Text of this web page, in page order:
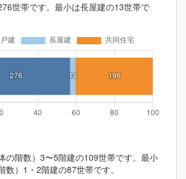
世帯です。最小は長屋建の13世帯で
の階数）3〜5階建の109世帯です。最小
数）1・2階建の87世帯です。